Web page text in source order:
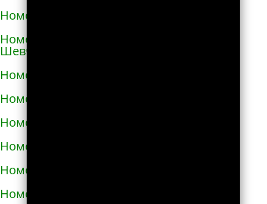
Номера телефонов такси в Коростышеве
Номера телефонов такси в Корсунь-
Шевченковском
Номера телефонов такси в Корюковке
Номера телефонов такси в Костополе
Номера телефонов такси в Котельве
Номера телефонов такси в Коцюбинском
Номера телефонов такси в Красилове
Номера телефонов такси в Краснограде